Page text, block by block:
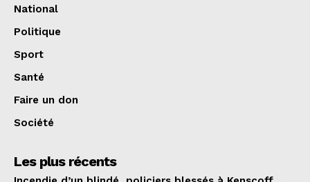
National
Politique
Sport
Santé
Faire un don
Société
Les plus récents